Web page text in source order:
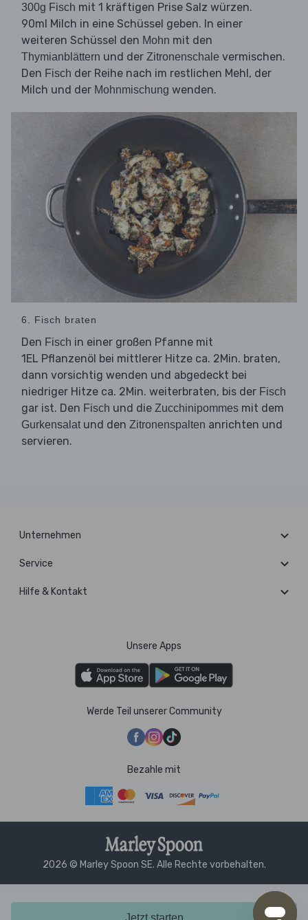
Jetzt starten
300g Fisch mit 1 kräftigen Prise Salz würzen.
90ml Milch in eine Schüssel geben. In einer
weiteren Schüssel den Mohn mit den
Thymianblättern und der Zitronenschale vermischen.
Den Fisch der Reihe nach im restlichen Mehl, der
Milch und der Mohnmischung wenden.
6. Fisch braten
Den Fisch in einer großen Pfanne mit
1EL Pflanzenöl bei mittlerer Hitze ca. 2Min. braten,
dann vorsichtig wenden und abgedeckt bei
niedriger Hitze ca. 2Min. weiterbraten, bis der Fisch
gar ist. Den Fisch und die Zucchinipommes mit dem
Gurkensalatund den Zitronenspalten anrichten und
servieren.
Unternehmen
Service
Hilfe & Kontakt
Unsere Apps
Werde Teil unserer Community
Bezahle mit
2026 © Marley Spoon SE. Alle Rechte vorbehalten.